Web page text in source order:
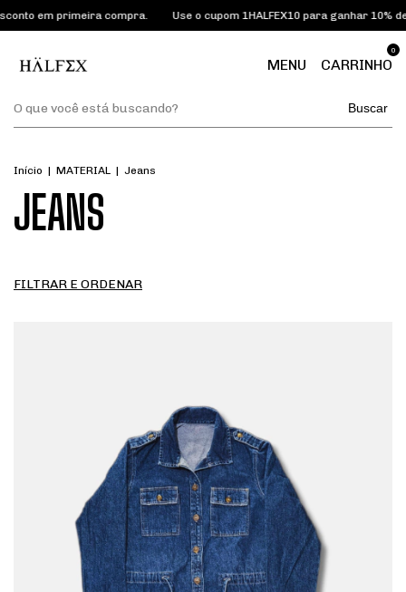
primeira compra. Use o cupom 1HALFEX10 para ganhar 10% de
MENU CARRINHO
0
Buscar
Início | MATERIAL | Jeans
JEANS
FILTRAR E ORDENAR